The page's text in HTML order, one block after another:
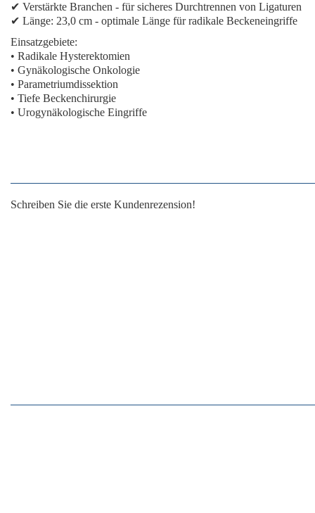
✔ Verstärkte Branchen - für sicheres Durchtrennen von Ligaturen
✔ Länge: 23,0 cm - optimale Länge für radikale Beckeneingriffe
Einsatzgebiete:
• Radikale Hysterektomien
• Gynäkologische Onkologie
• Parametriumdissektion
• Tiefe Beckenchirurgie
• Urogynäkologische Eingriffe
Schreiben Sie die erste Kundenrezension!